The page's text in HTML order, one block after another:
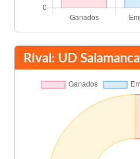
Rival: UD Salamanca